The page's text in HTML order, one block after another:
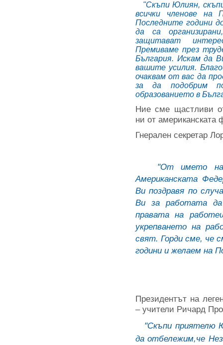
"Скъпи Юлиян,
всички членове на
Последните години
да са
защитават
Премиваме през
България. Искам да
вашите усилия.
очаквам от вас да
за да подобрим
образованието в
Ние сме щастливи
ни от американската
Гнерален секретар
"От името на
Американската
Ви поздравя по
Ви за работата
правата на
укрепването на
свят. Горди сме, че
години и желаем на
Президентът на
– учители Ричард
"Скъпи приятелю
да отбележим,че